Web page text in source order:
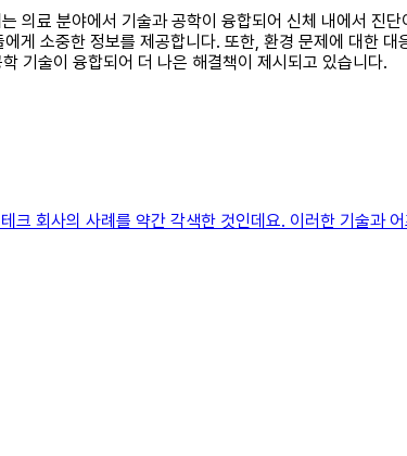
의료 분야에서 기술과 공학이 융합되어 신체 내에서 진
게 소중한 정보를 제공합니다. 또한, 환경 문제에 대한 대
기술이 융합되어 더 나은 해결책이 제시되고 있습니다.
회사의 사례를 약간 각색한 것인데요. 이러한 기술과